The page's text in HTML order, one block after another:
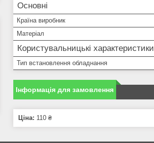
Основні
Країна виробник
Матеріал
Користувальницькі характеристики
Тип встановлення обладнання
Інформація для замовлення
Ціна: 110 ₴